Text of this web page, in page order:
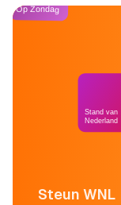
Steun WNL
Op Zondag
Stand van
Nederland